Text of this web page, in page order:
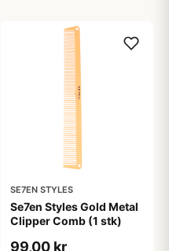
SE7EN STYLES
Se7en Styles Gold Metal
Clipper Comb (1 stk)
99,00 kr